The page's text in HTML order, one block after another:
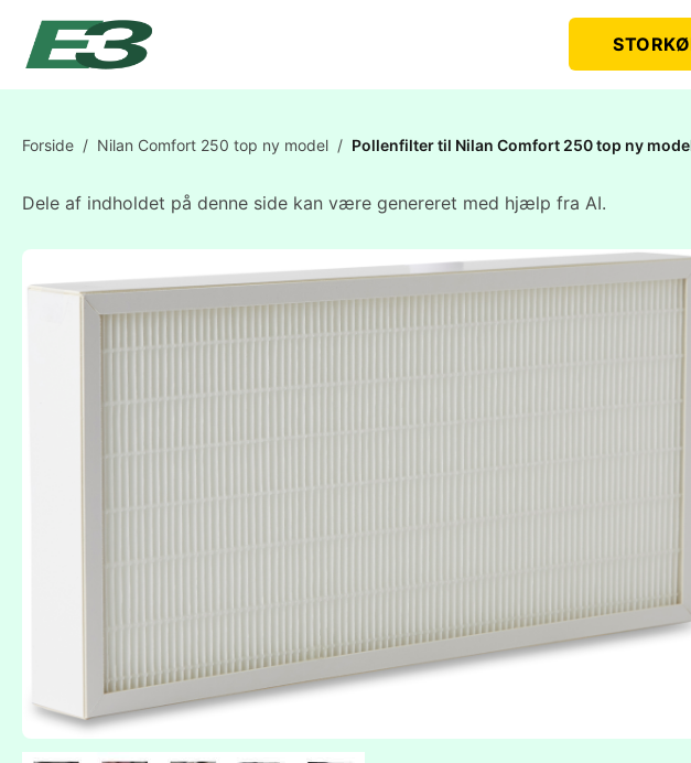
Forside / Nilan Comfort 250 top ny model / Pollenfilter til Nilan Comfort 250 top ny
Dele af indholdet på denne side kan være genereret med hjælp fra AI.